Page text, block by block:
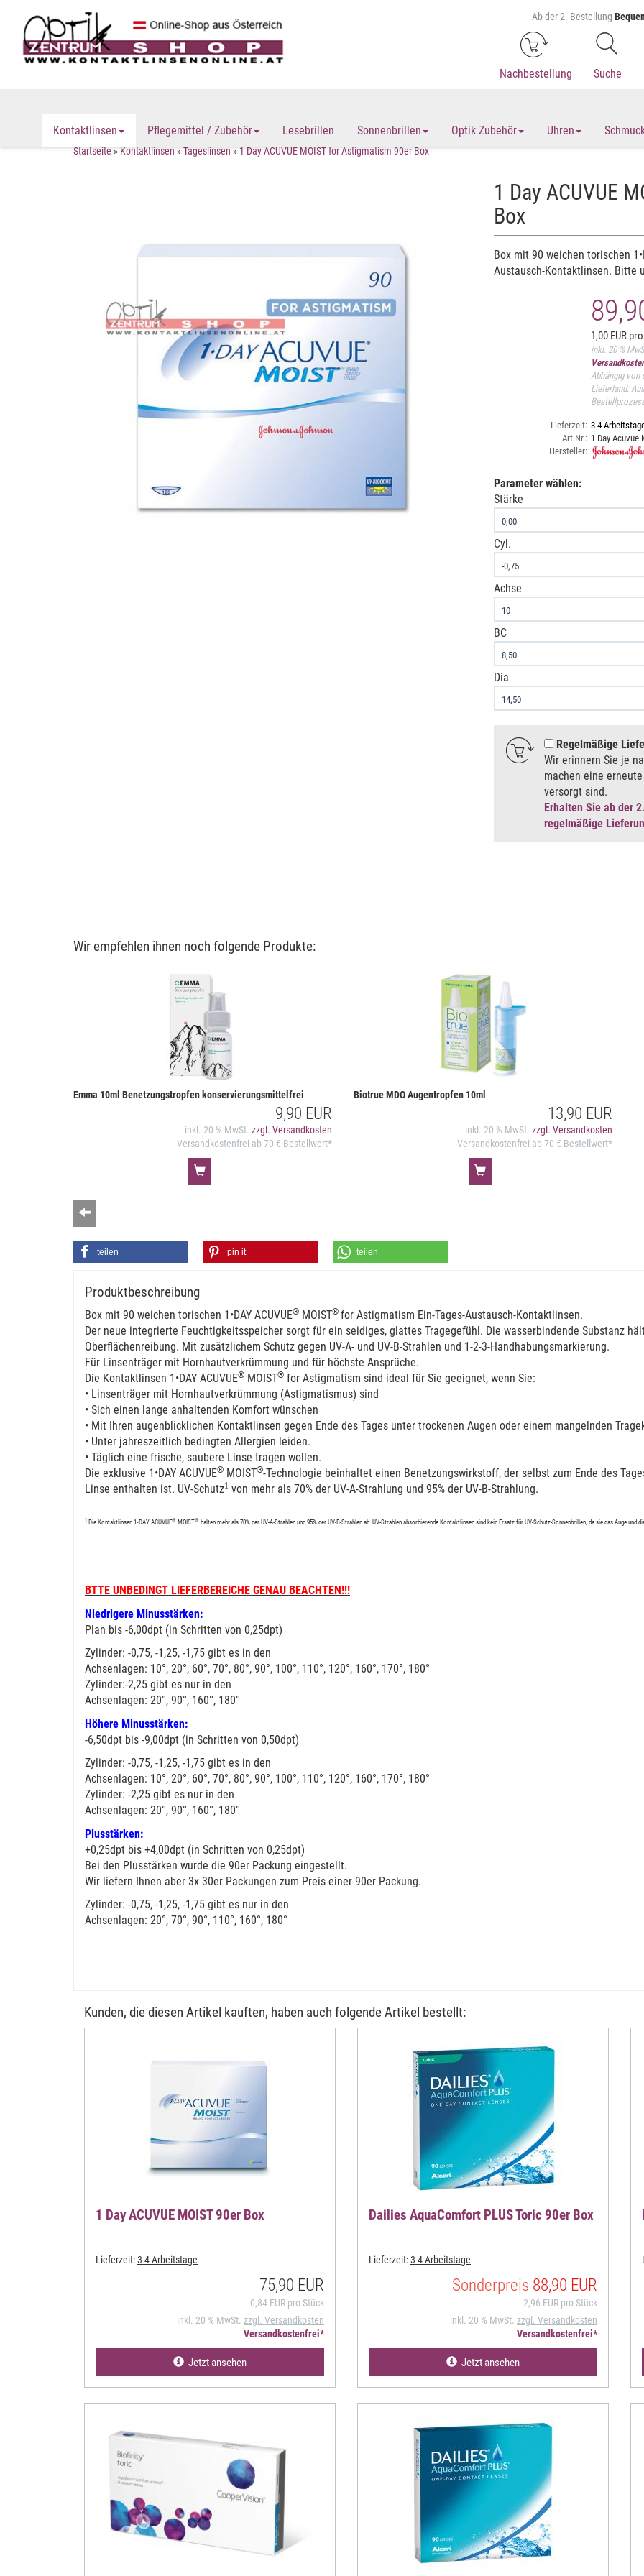
Ab der 2. Bestellung
Nachbestellung Suche
Kontaktlinsen Pflegemittel / Zubehör Lesebrillen Sonnenbrillen Optik Zubehör Uhren
Startseite»Kontaktlinsen»Tageslinsen»1 Day ACUVUE MOIST for Astigmatism 90er Box
1 Day ACUVUE
Box
Box mit 90 weichen torischen
Austausch-Kontaktlinsen. Bitte
1,00 EUR
inkl. 20 %
Abhängig von
Lieferland:
Lieferzeit: 3-4
Art.Nr.: 1 Day
Hersteller:
Parameter wählen:
Stärke
Cyl.
Achse
BC
Dia
Regelmäßige
Wir erinnern Sie je
machen eine
versorgt sind.
Erhalten Sie ab der
regelmäßige
Wir empfehlen ihnen noch folgende Produkte:
Emma 10ml Benetzungstropfen konservierungsmittelfrei
9,90 EUR
inkl. 20 % MwSt. zzgl. Versandkosten
Versandkostenfrei ab 70 € Bestellwert*
Biotrue MDO Augentropfen 10ml
13,90 EUR
inkl. 20 % MwSt. zzgl. Versandkosten
Versandkostenfrei ab 70 € Bestellwert*
Zurück
teilen pin it teilen
Produktbeschreibung
Box mit 90 weichen torischen 1•DAY ACUVUE® MOIST® for Astigmatism Ein-Tages-Austausch-Kontaktlinsen.
Der neue integrierte Feuchtigkeitsspeicher sorgt für ein seidiges, glattes Tragegefühl. Die wasserbindende Substanz
Oberflächenreibung. Mit zusätzlichem Schutz gegen UV-A- und UV-B-Strahlen und 1-2-3-Handhabungsmarkierung.
Für Linsenträger mit Hornhautverkrümmung und für höchste Ansprüche.
Die Kontaktlinsen 1•DAY ACUVUE® MOIST® for Astigmatism sind ideal für Sie geeignet, wenn Sie:
• Linsenträger mit Hornhautverkrümmung (Astigmatismus) sind
• Sich einen lange anhaltenden Komfort wünschen
• Mit Ihren augenblicklichen Kontaktlinsen gegen Ende des Tages unter trockenen Augen oder einem mangelnden
• Unter jahreszeitlich bedingten Allergien leiden.
• Täglich eine frische, saubere Linse tragen wollen.
Die exklusive 1•DAY ACUVUE® MOIST®-Technologie beinhaltet einen Benetzungswirkstoff, der selbst zum Ende des
Linse enthalten ist. UV-Schutz1 von mehr als 70% der UV-A-Strahlung und 95% der UV-B-Strahlung.
1 Die Kontaktlinsen 1•DAY ACUVUE® MOIST® halten mehr als 70% der UV-A-Strahlen und 95% der UV-B-Strahlen ab. UV-Strahlen absorbierende Kontaktlinsen sind kein Ersatz für UV-Schutz-Sonnenbrillen, da sie das Auge und
BTTE UNBEDINGT LIEFERBEREICHE GENAU BEACHTEN!!!
Niedrigere Minusstärken:
Plan bis -6,00dpt (in Schritten von 0,25dpt)
Zylinder: -0,75, -1,25, -1,75 gibt es in den
Achsenlagen: 10°, 20°, 60°, 70°, 80°, 90°, 100°, 110°, 120°, 160°, 170°, 180°
Zylinder:-2,25 gibt es nur in den
Achsenlagen: 20°, 90°, 160°, 180°
Höhere Minusstärken:
-6,50dpt bis -9,00dpt (in Schritten von 0,50dpt)
Zylinder: -0,75, -1,25, -1,75 gibt es in den
Achsenlagen: 10°, 20°, 60°, 70°, 80°, 90°, 100°, 110°, 120°, 160°, 170°, 180°
Zylinder: -2,25 gibt es nur in den
Achsenlagen: 20°, 90°, 160°, 180°
Plusstärken:
+0,25dpt bis +4,00dpt (in Schritten von 0,25dpt)
Bei den Plusstärken wurde die 90er Packung eingestellt.
Wir liefern Ihnen aber 3x 30er Packungen zum Preis einer 90er Packung.
Zylinder: -0,75, -1,25, -1,75 gibt es nur in den
Achsenlagen: 20°, 70°, 90°, 110°, 160°, 180°
Kunden, die diesen Artikel kauften, haben auch folgende Artikel bestellt:
1 Day ACUVUE MOIST 90er Box
Lieferzeit:3-4 Arbeitstage
75,90 EUR
0,84 EUR pro Stück
inkl. 20 % MwSt. zzgl. Versandkosten
Versandkostenfrei*
Jetzt ansehen
Dailies AquaComfort PLUS Toric 90er Box
Lieferzeit:3-4 Arbeitstage
Sonderpreis 88,90 EUR
2,96 EUR pro Stück
inkl. 20 % MwSt. zzgl. Versandkosten
Versandkostenfrei*
Jetzt ansehen